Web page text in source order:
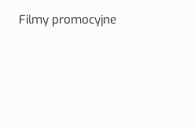
Filmy promocyjne